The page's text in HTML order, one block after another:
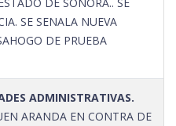
SE SENALA NUEVA
DE PRUEBA
ADMINISTRATIVAS.
ARANDA EN CONTRA DE